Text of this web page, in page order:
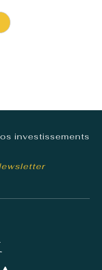
investissements